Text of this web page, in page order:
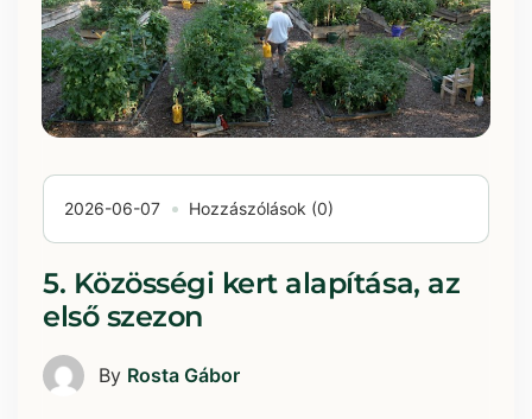
2026-06-07 Hozzászólások (0)
5. Közösségi kert alapítása, az
első szezon
By Rosta Gábor